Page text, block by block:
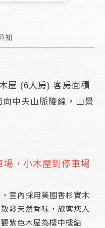
知
屋 (6人房) 客房面積
中央山脈陵線，山景
，小木屋到停車場
室內採用美國香杉實木
發天然香味，旅客您入
紫色木屋為樓中樓結